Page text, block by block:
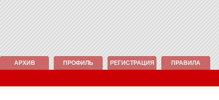
АРХИВ ПРОФИЛЬ РЕГИСТРАЦИЯ ПРАВИЛА